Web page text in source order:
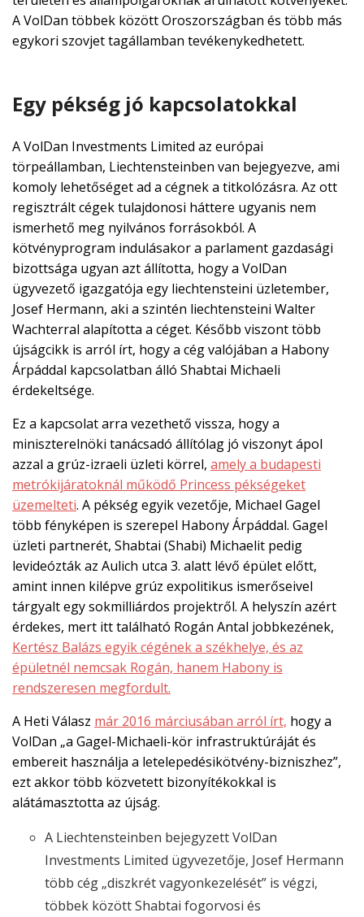
A VolDan többek között Oroszországban és több más
egykori szovjet tagállamban tevékenykedhetett.
Egy pékség jó kapcsolatokkal
A VolDan Investments Limited az európai
törpeállamban, Liechtensteinben van bejegyezve, ami
komoly lehetőséget ad a cégnek a titkolózásra. Az ott
regisztrált cégek tulajdonosi háttere ugyanis nem
ismerhető meg nyilvános forrásokból. A
kötvényprogram indulásakor a parlament gazdasági
bizottsága ugyan azt állította, hogy a VolDan
ügyvezető igazgatója egy liechtensteini üzletember,
Josef Hermann, aki a szintén liechtensteini Walter
Wachterral alapította a céget. Később viszont több
újságcikk is arról írt, hogy a cég valójában a Habony
Árpáddal kapcsolatban álló Shabtai Michaeli
érdekeltsége.
Ez a kapcsolat arra vezethető vissza, hogy a
miniszterelnöki tanácsadó állítólag jó viszonyt ápol
azzal a grúz-izraeli üzleti körrel, amely a budapesti
metrókijáratoknál működő Princess pékségeket
üzemelteti. A pékség egyik vezetője, Michael Gagel
több fényképen is szerepel Habony Árpáddal. Gagel
üzleti partnerét, Shabtai (Shabi) Michaelit pedig
levideózták az Aulich utca 3. alatt lévő épület előtt,
amint innen kilépve grúz expolitikus ismerőseivel
tárgyalt egy sokmilliárdos projektről. A helyszín azért
érdekes, mert itt található Rogán Antal jobbkezének,
Kertész Balázs egyik cégének a székhelye, és az
épületnél nemcsak Rogán, hanem Habony is
rendszeresen megfordult.
A Heti Válasz már 2016 márciusában arról írt, hogy a
VolDan „a Gagel-Michaeli-kör infrastruktúráját és
embereit használja a letelepedésikötvény-bizniszhez”,
ezt akkor több közvetett bizonyítékokkal is
alátámasztotta az újság.
A Liechtensteinben bejegyzett VolDan
Investments Limited ügyvezetője, Josef Hermann
több cég „diszkrét vagyonkezelését” is végzi,
többek között Shabtai fogorvosi és